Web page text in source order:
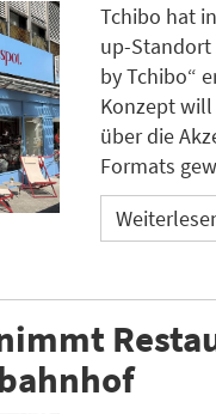
Tchibo hat
up-Standort
by Tchibo“
Konzept
über die
Formats